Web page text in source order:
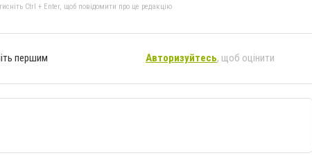
Ctrl + Enter, щоб повідомити про це редакцію
першим Авторизуйтесь, щоб оцінити